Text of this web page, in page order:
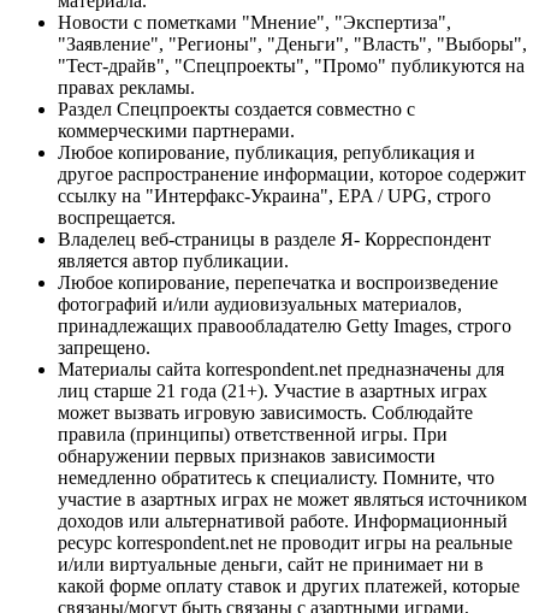
Новости с пометками "Мнение", "Экспертиза",
"Заявление", "Регионы", "Деньги", "Власть", "Выборы",
"Тест-драйв", "Спецпроекты", "Промо" публикуются на
правах рекламы.
Раздел Спецпроекты создается совместно с
коммерческими партнерами.
Любое копирование, публикация, републикация и
другое распространение информации, которое содержит
ссылку на "Интерфакс-Украина", EPA / UPG, строго
воспрещается.
Владелец веб-страницы в разделе Я- Корреспондент
является автор публикации.
Любое копирование, перепечатка и воспроизведение
фотографий и/или аудиовизуальных материалов,
принадлежащих правообладателю Getty Images, строго
запрещено.
Материалы сайта korrespondent.net предназначены для
лиц старше 21 года (21+). Участие в азартных играх
может вызвать игровую зависимость. Соблюдайте
правила (принципы) ответственной игры. При
обнаружении первых признаков зависимости
немедленно обратитесь к специалисту. Помните, что
участие в азартных играх не может являться источником
доходов или альтернативой работе. Информационный
ресурс korrespondent.net не проводит игры на реальные
и/или виртуальные деньги, сайт не принимает ни в
какой форме оплату ставок и других платежей, которые
связаны/могут быть связаны с азартными играми,